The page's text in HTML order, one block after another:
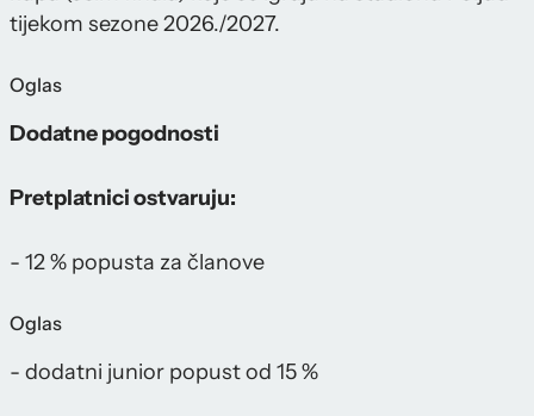
tijekom sezone 2026./2027.
Oglas
Dodatne pogodnosti
Pretplatnici ostvaruju:
- 12 % popusta za članove
Oglas
- dodatni junior popust od 15 %